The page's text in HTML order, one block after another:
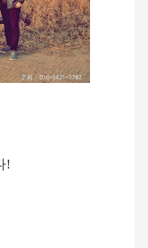
!